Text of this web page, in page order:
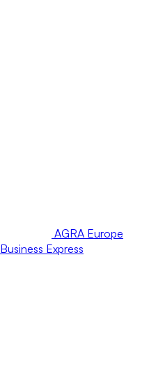
AGRA Europe
Business Express